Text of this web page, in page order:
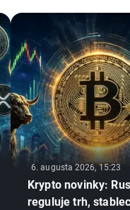
6. augusta 2026, 15:23
Krypto novinky:
reguluje trh,